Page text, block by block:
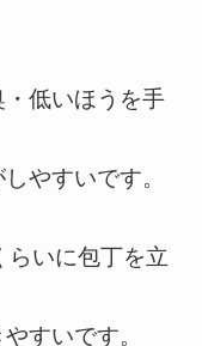
低いほうを手
やすいです。
いに包丁を立
すいです。